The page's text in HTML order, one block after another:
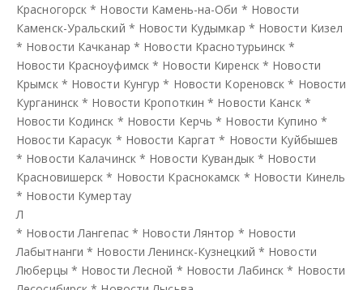
Красногорск * Новости Камень-на-Оби * Новости
Каменск-Уральский * Новости Кудымкар * Новости Кизел
* Новости Качканар * Новости Краснотурьинск *
Новости Красноуфимск * Новости Киренск* Новости
Крымск* Новости Кунгур * Новости Кореновск * Новости
Курганинск * Новости Кропоткин * Новости Канск*
Новости Кодинск * Новости Керчь * Новости Купино *
Новости Карасук * Новости Каргат * Новости Куйбышев
* Новости Калачинск* Новости Кувандык* Новости
Красновишерск * Новости Краснокамск * Новости Кинель
* Новости Кумертау
Л
* Новости Лангепас* Новости Лянтор * Новости
Лабытнанги * Новости Ленинск-Кузнецкий * Новости
Люберцы * Новости Лесной * Новости Лабинск * Новости